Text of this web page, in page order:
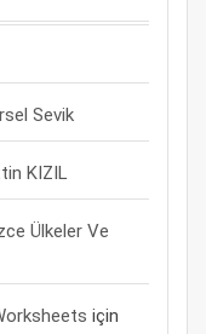
Sevik
KIZIL
Ülkeler Ve
için